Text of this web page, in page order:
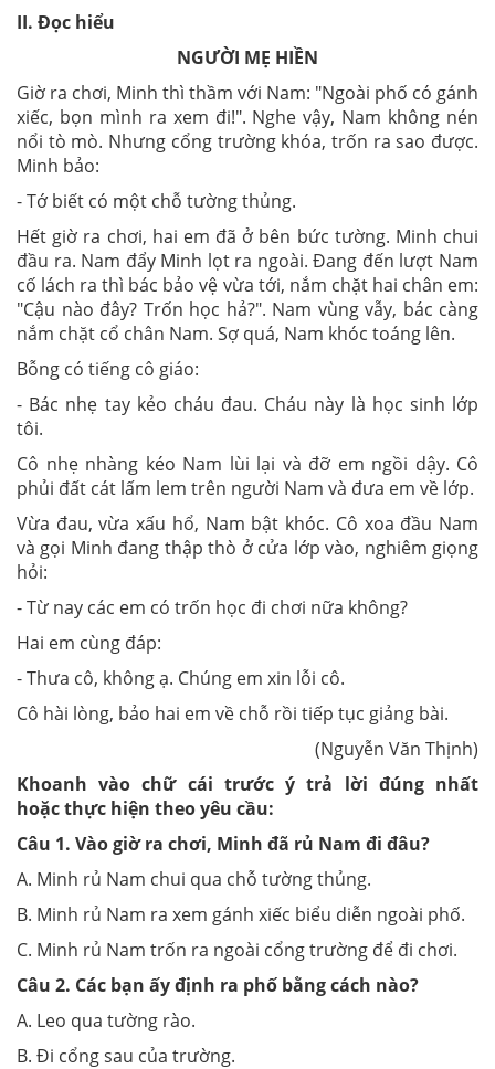
II. Đọc hiểu
NGƯỜI MẸ HIỀN
Giờ ra chơi, Minh thì thầm với Nam: "Ngoài phố có gánh
xiếc, bọn mình ra xem đi!". Nghe vậy, Nam không nén
nổi tò mò. Nhưng cổng trường khóa, trốn ra sao được.
Minh bảo:
- Tớ biết có một chỗ tường thủng.
Hết giờ ra chơi, hai em đã ở bên bức tường. Minh chui
đầu ra. Nam đẩy Minh lọt ra ngoài. Đang đến lượt Nam
cố lách ra thì bác bảo vệ vừa tới, nắm chặt hai chân em:
"Cậu nào đây? Trốn học hả?". Nam vùng vẫy, bác càng
nắm chặt cổ chân Nam. Sợ quá, Nam khóc toáng lên.
Bỗng có tiếng cô giáo:
- Bác nhẹ tay kẻo cháu đau. Cháu này là học sinh lớp
tôi.
Cô nhẹ nhàng kéo Nam lùi lại và đỡ em ngồi dậy. Cô
phủi đất cát lấm lem trên người Nam và đưa em về lớp.
Vừa đau, vừa xấu hổ, Nam bật khóc. Cô xoa đầu Nam
và gọi Minh đang thập thò ở cửa lớp vào, nghiêm giọng
hỏi:
- Từ nay các em có trốn học đi chơi nữa không?
Hai em cùng đáp:
- Thưa cô, không ạ. Chúng em xin lỗi cô.
Cô hài lòng, bảo hai em về chỗ rồi tiếp tục giảng bài.
(Nguyễn Văn Thịnh)
Khoanh vào chữ cái trước ý trả lời đúng nhất
hoặcthực hiện theo yêu cầu:
Câu 1. Vào giờ ra chơi, Minh đã rủ Nam đi đâu?
A. Minh rủ Nam chui qua chỗ tường thủng.
B. Minh rủ Nam ra xem gánh xiếc biểu diễn ngoài phố.
C. Minh rủ Nam trốn ra ngoài cổng trường để đi chơi.
Câu 2. Các bạn ấy định ra phố bằng cách nào?
A. Leo qua tường rào.
B. Đi cổng sau của trường.